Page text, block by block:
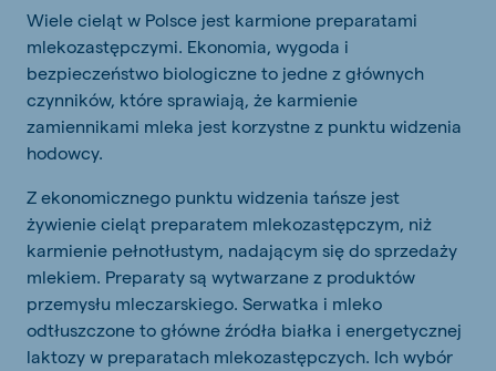
Wiele cieląt w Polsce jest karmione preparatami
mlekozastępczymi. Ekonomia, wygoda i
bezpieczeństwo biologiczne to jedne z głównych
czynników, które sprawiają, że karmienie
zamiennikami mleka jest korzystne z punktu widzenia
hodowcy.
Z ekonomicznego punktu widzenia tańsze jest
żywienie cieląt preparatem mlekozastępczym, niż
karmienie pełnotłustym, nadającym się do sprzedaży
mlekiem. Preparaty są wytwarzane z produktów
przemysłu mleczarskiego. Serwatka i mleko
odtłuszczone to główne źródła białka i energetycznej
laktozy w preparatach mlekozastępczych. Ich wybór